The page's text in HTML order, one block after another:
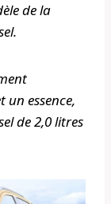
de la
un essence,
de 2,0 litres